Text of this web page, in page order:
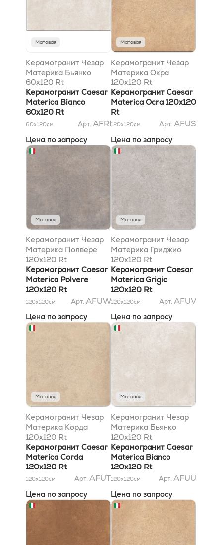
Матовая
Керамогранит Чезар
Материка Бьянко
60x120 Rt
Керамогранит Caesar
Materica Bianco
60x120 Rt
60x120см Арт. AFRI
Цена по запросу
Матовая
Керамогранит Чезар
Материка Окра
120x120 Rt
Керамогранит Caesar
Materica Ocra 120x120
Rt
120x120см Арт. AFUS
Цена по запросу
Матовая
Керамогранит Чезар
Материка Полвере
120x120 Rt
Керамогранит Caesar
Materica Polvere
120x120 Rt
120x120см Арт. AFUW
Цена по запросу
Матовая
Керамогранит Чезар
Материка Гриджио
120x120 Rt
Керамогранит Caesar
Materica Grigio
120x120 Rt
120x120см Арт. AFUV
Цена по запросу
Матовая
Керамогранит Чезар
Материка Корда
120x120 Rt
Керамогранит Caesar
Materica Corda
120x120 Rt
120x120см Арт. AFUT
Цена по запросу
Матовая
Керамогранит Чезар
Материка Бьянко
120x120 Rt
Керамогранит Caesar
Materica Bianco
120x120 Rt
120x120см Арт. AFUU
Цена по запросу